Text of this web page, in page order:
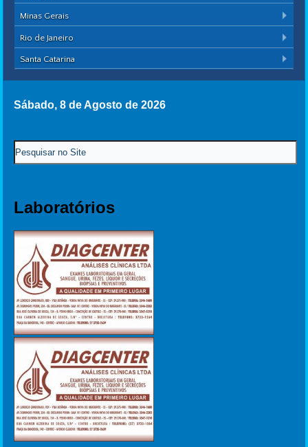
Minas Gerais
Rio de Janeiro
Santa Catarina
Sábado, 8 de Agosto de 2026
Laboratórios